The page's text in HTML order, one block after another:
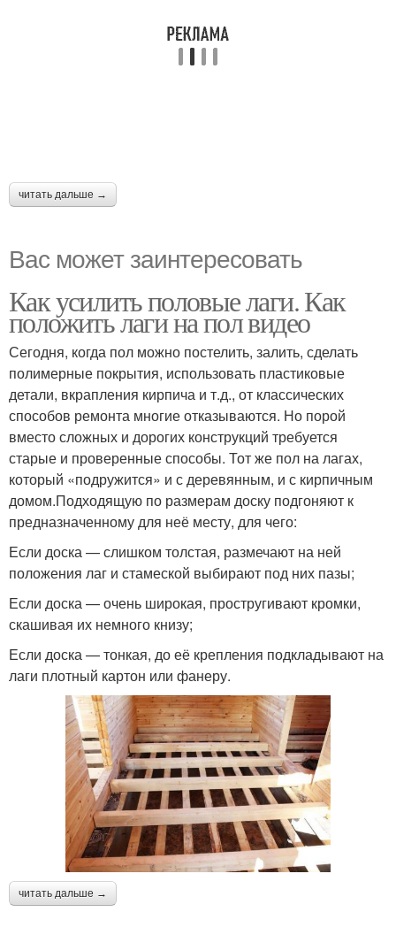
читать дальше →
Вас может заинтересовать
Как усилить половые лаги. Как
положить лаги на пол видео
Сегодня, когда пол можно постелить, залить, сделать
полимерные покрытия, использовать пластиковые
детали, вкрапления кирпича и т.д., от классических
способов ремонта многие отказываются. Но порой
вместо сложных и дорогих конструкций требуется
старые и проверенные способы. Тот же пол на лагах,
который «подружится» и с деревянным, и с кирпичным
домом.Подходящую по размерам доску подгоняют к
предназначенному для неё месту, для чего:
Если доска — слишком толстая, размечают на ней
положения лаг и стамеской выбирают под них пазы;
Если доска — очень широкая, простругивают кромки,
скашивая их немного книзу;
Если доска — тонкая, до её крепления подкладывают на
лаги плотный картон или фанеру.
читать дальше →